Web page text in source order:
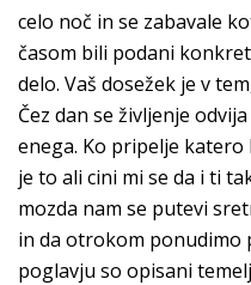
celo noč in se zabavale
časom bili podani
delo. Vaš dosežek je v
Čez dan se življenje
enega. Ko pripelje katero
je to ali cini mi se da i ti
mozda nam se putevi
in da otrokom ponudimo
poglavju so opisani